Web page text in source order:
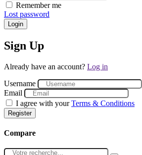
Remember me
Lost password
Login
Sign Up
Already have an account? Log in
Username
Email
I agree with yourTerms & Conditions
Register
Compare